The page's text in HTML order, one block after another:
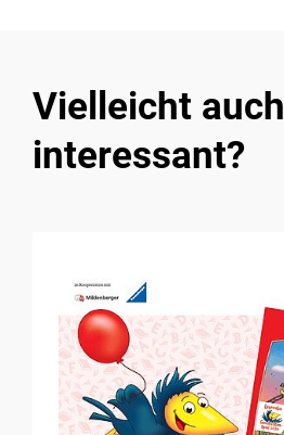
Vielleicht auch
interessant?